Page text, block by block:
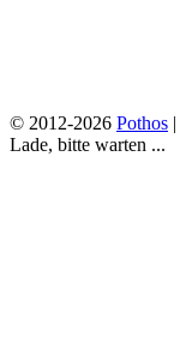
© 2012-2026 Pothos |
Lade, bitte warten ...